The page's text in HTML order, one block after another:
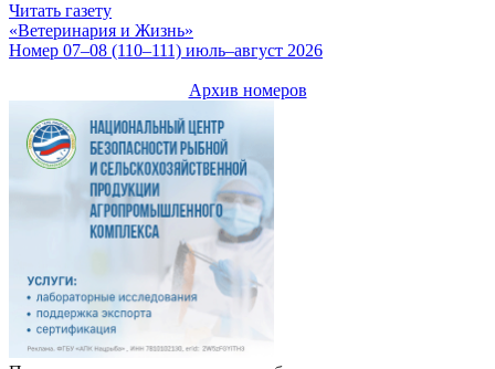
Читать газету
«Ветеринария и Жизнь»
Номер 07–08 (110–111) июль–август 2026
Архив номеров